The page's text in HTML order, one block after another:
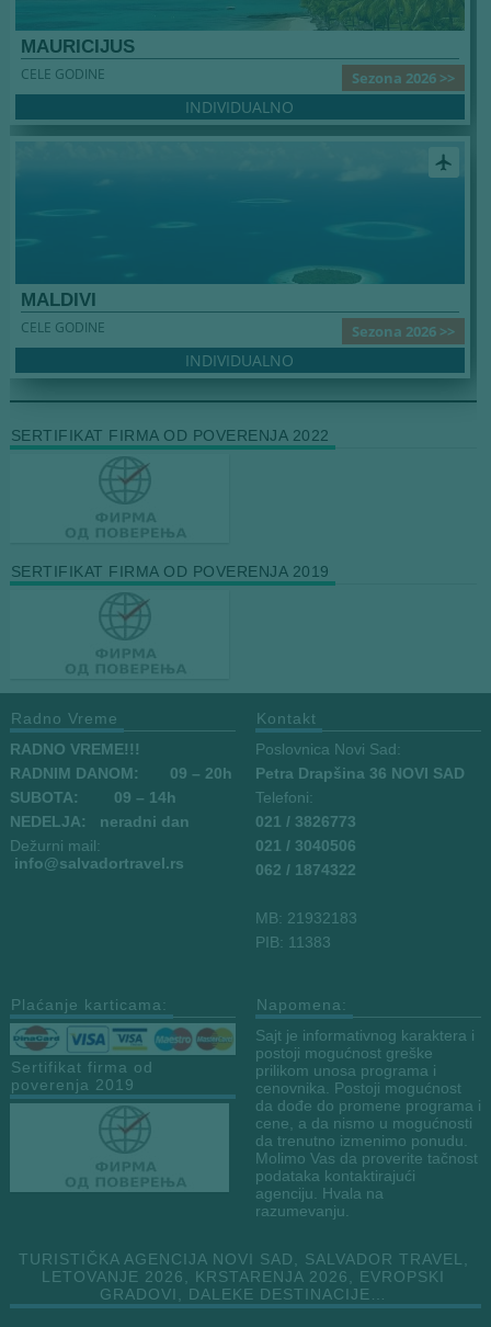
MAURICIJUS
Sezona 2026 >>
CELE GODINE
INDIVIDUALNO
airplanemode_active
MALDIVI
Sezona 2026 >>
CELE GODINE
INDIVIDUALNO
SERTIFIKAT FIRMA OD POVERENJA 2022
SERTIFIKAT FIRMA OD POVERENJA 2019
Radno Vreme
RADNO VREME!!!
RADNIM DANOM:
09 – 20h
SUBOTA: 09 – 14h
NEDELJA: neradni dan
Dežurni mail:
info@salvadortravel.rs
Kontakt
Poslovnica Novi Sad:
Petra Drapšina 36 NOVI SAD
Telefoni:
021 / 3826773
021 / 3040506
062 / 1874322
MB: 21932183
PIB: 11383
Plaćanje karticama:
Sertifikat firma od
poverenja 2019
Napomena:
Sajt je informativnog karaktera i
postoji mogućnost greške
prilikom unosa programa i
cenovnika. Postoji mogućnost
da dođe do promene programa i
cene, a da nismo u mogućnosti
da trenutno izmenimo ponudu.
Molimo Vas da proverite tačnost
podataka kontaktirajući
agenciju. Hvala na
razumevanju.
TURISTIČKA AGENCIJA NOVI SAD, SALVADOR TRAVEL,
LETOVANJE 2026, KRSTARENJA 2026, EVROPSKI
GRADOVI, DALEKE DESTINACIJE…